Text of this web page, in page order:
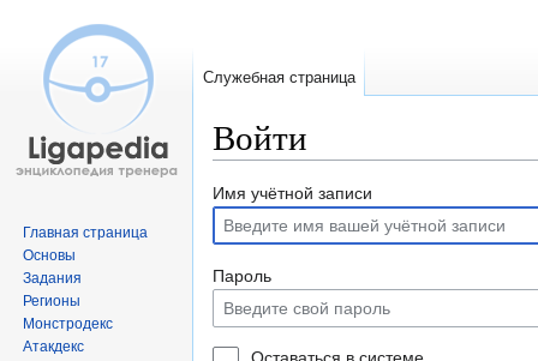
Войти
Перейти
навигации
Перейти
поиску
Имя учётной записи
Пароль
Служебная страница
Главная страница
Основы
Задания
Регионы
Монстродекс
Атакдекс